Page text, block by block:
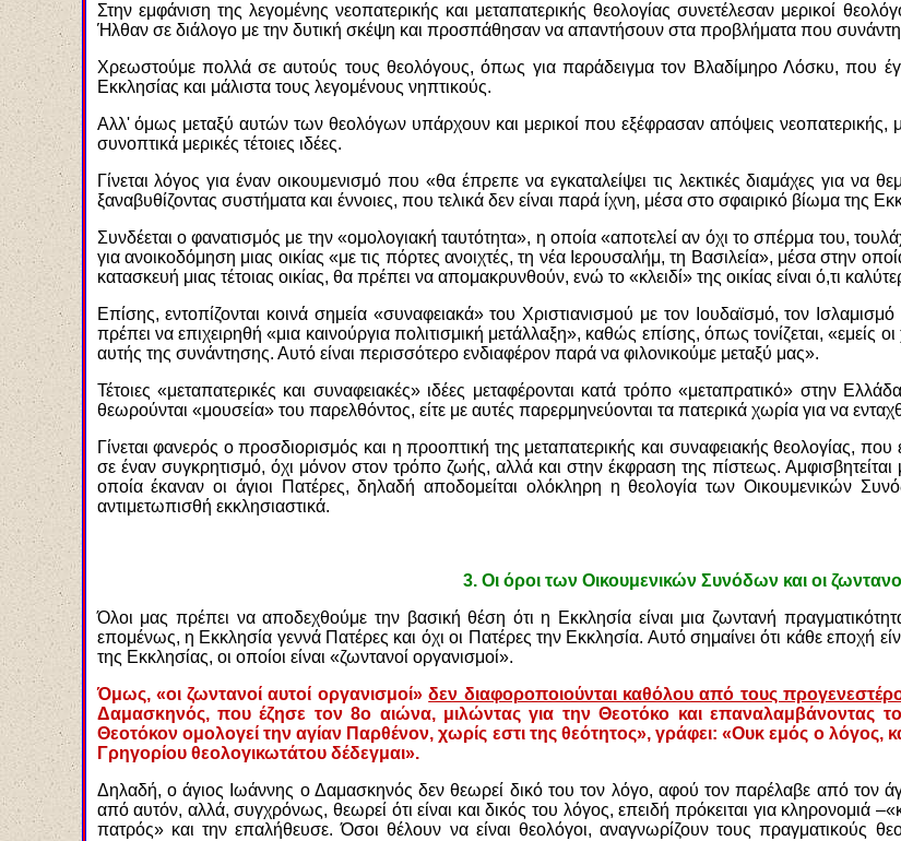
Στην εμφάνιση της λεγομένης νεοπατερικής και μεταπατερικής θεολογίας συνετέλεσαν μερικοί
Ήλθαν σε διάλογο με την δυτική σκέψη και προσπάθησαν να απαντήσουν στα προβλήματα που
Χρεωστούμε πολλά σε αυτούς τους θεολόγους, όπως για παράδειγμα τον Βλαδίμηρο Λόσκυ, που
Εκκλησίας και μάλιστα τους λεγομένους νηπτικούς.
Αλλ' όμως μεταξύ αυτών των θεολόγων υπάρχουν και μερικοί που εξέφρασαν απόψεις νεοπατερικής,
συνοπτικά μερικές τέτοιες ιδέες.
Γίνεται λόγος για έναν οικουμενισμό που «θα έπρεπε να εγκαταλείψει τις λεκτικές διαμάχες για να
ξαναβυθίζοντας συστήματα και έννοιες, που τελικά δεν είναι παρά ίχνη, μέσα στο σφαιρικό βίωμα της
Συνδέεται ο φανατισμός με την «ομολογιακή ταυτότητα», η οποία «αποτελεί αν όχι το σπέρμα του,
για ανοικοδόμηση μιας οικίας «με τις πόρτες ανοιχτές, τη νέα Ιερουσαλήμ, τη Βασιλεία», μέσα στην
κατασκευή μιας τέτοιας οικίας, θα πρέπει να απομακρυνθούν, ενώ το «κλειδί» της οικίας είναι ό,τι
Επίσης, εντοπίζονται κοινά σημεία «συναφειακά» του Χριστιανισμού με τον Ιουδαϊσμό, τον
πρέπει να επιχειρηθή «μια καινούργια πολιτισμική μετάλλαξη», καθώς επίσης, όπως τονίζεται, «εμείς
αυτής της συνάντησης. Αυτό είναι περισσότερο ενδιαφέρον παρά να φιλονικούμε μεταξύ μας».
Τέτοιες «μεταπατερικές και συναφειακές» ιδέες μεταφέρονται κατά τρόπο «μεταπρατικό» στην
θεωρούνται «μουσεία» του παρελθόντος, είτε με αυτές παρερμηνεύονται τα πατερικά χωρία για να
Γίνεται φανερός ο προσδιορισμός και η προοπτική της μεταπατερικής και συναφειακής θεολογίας,
σε έναν συγκρητισμό, όχι μόνον στον τρόπο ζωής, αλλά και στην έκφραση της πίστεως.
οποία έκαναν οι άγιοι Πατέρες, δηλαδή αποδομείται ολόκληρη η θεολογία των Οικουμενικών
αντιμετωπισθή εκκλησιαστικά.
3.Οι όροι των Οικουμενικών Συνόδων και οι
Όλοι μας πρέπει να αποδεχθούμε την βασική θέση ότι η Εκκλησία είναι μια ζωντανή
επομένως, η Εκκλησία γεννά Πατέρες και όχι οι Πατέρες την Εκκλησία. Αυτό σημαίνει ότι κάθε εποχή
της Εκκλησίας, οι οποίοι είναι «ζωντανοί οργανισμοί».
Όμως, «οι ζωντανοί αυτοί οργανισμοί»δεν διαφοροποιούνται καθόλου από τους
Δαμασκηνός, που έζησε τον 8ο αιώνα, μιλώντας για την Θεοτόκο και επαναλαμβάνοντας
Θεοτόκον ομολογεί την αγίαν Παρθένον, χωρίς εστι της θεότητος», γράφει: «Ουκ εμός ο
Γρηγορίου θεολογικωτάτου δέδεγμαι».
Δηλαδή, ο άγιος Ιωάννης ο Δαμασκηνός δεν θεωρεί δικό του τον λόγο, αφού τον παρέλαβε από τον
από αυτόν, αλλά, συγχρόνως, θεωρεί ότι είναι και δικός του λόγος, επειδή πρόκειται για κληρονομιά
πατρός» και την επαλήθευσε. Όσοι θέλουν να είναι θεολόγοι, αναγνωρίζουν τους πραγματικούς